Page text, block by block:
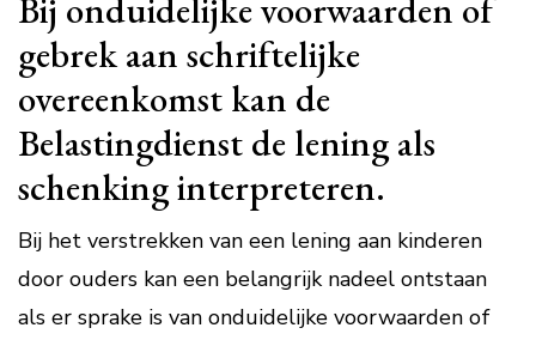
Bij onduidelijke voorwaarden of
gebrek aan schriftelijke
overeenkomst kan de
Belastingdienst de lening als
schenking interpreteren.
Bij het verstrekken van een lening aan kinderen
door ouders kan een belangrijk nadeel ontstaan
als er sprake is van onduidelijke voorwaarden of